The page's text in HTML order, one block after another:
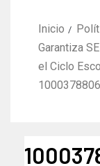
Inicio
Garantiza
el Ciclo
1000378806